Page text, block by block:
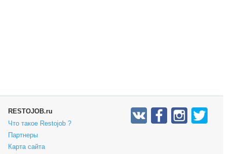
RESTOJOB.ru
Что такое Restojob ?
Партнеры
Карта сайта